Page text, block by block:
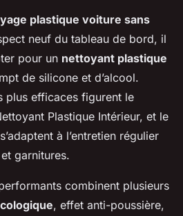
plastique voiture sans
neuf du tableau de bord, il
pour un nettoyant plastique
de silicone et d’alcool.
plus efficaces figurent le
Plastique Intérieur, et le
à l’entretien régulier
garnitures.
combinent plusieurs
, effet anti-poussière,